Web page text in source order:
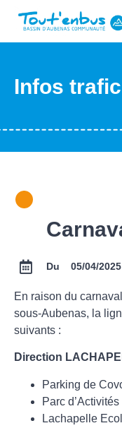
Infos trafic
Du 05/04/
En raison du
sous-Aubenas, la
suivants :
Direction
Parking de
Parc
Lachapelle